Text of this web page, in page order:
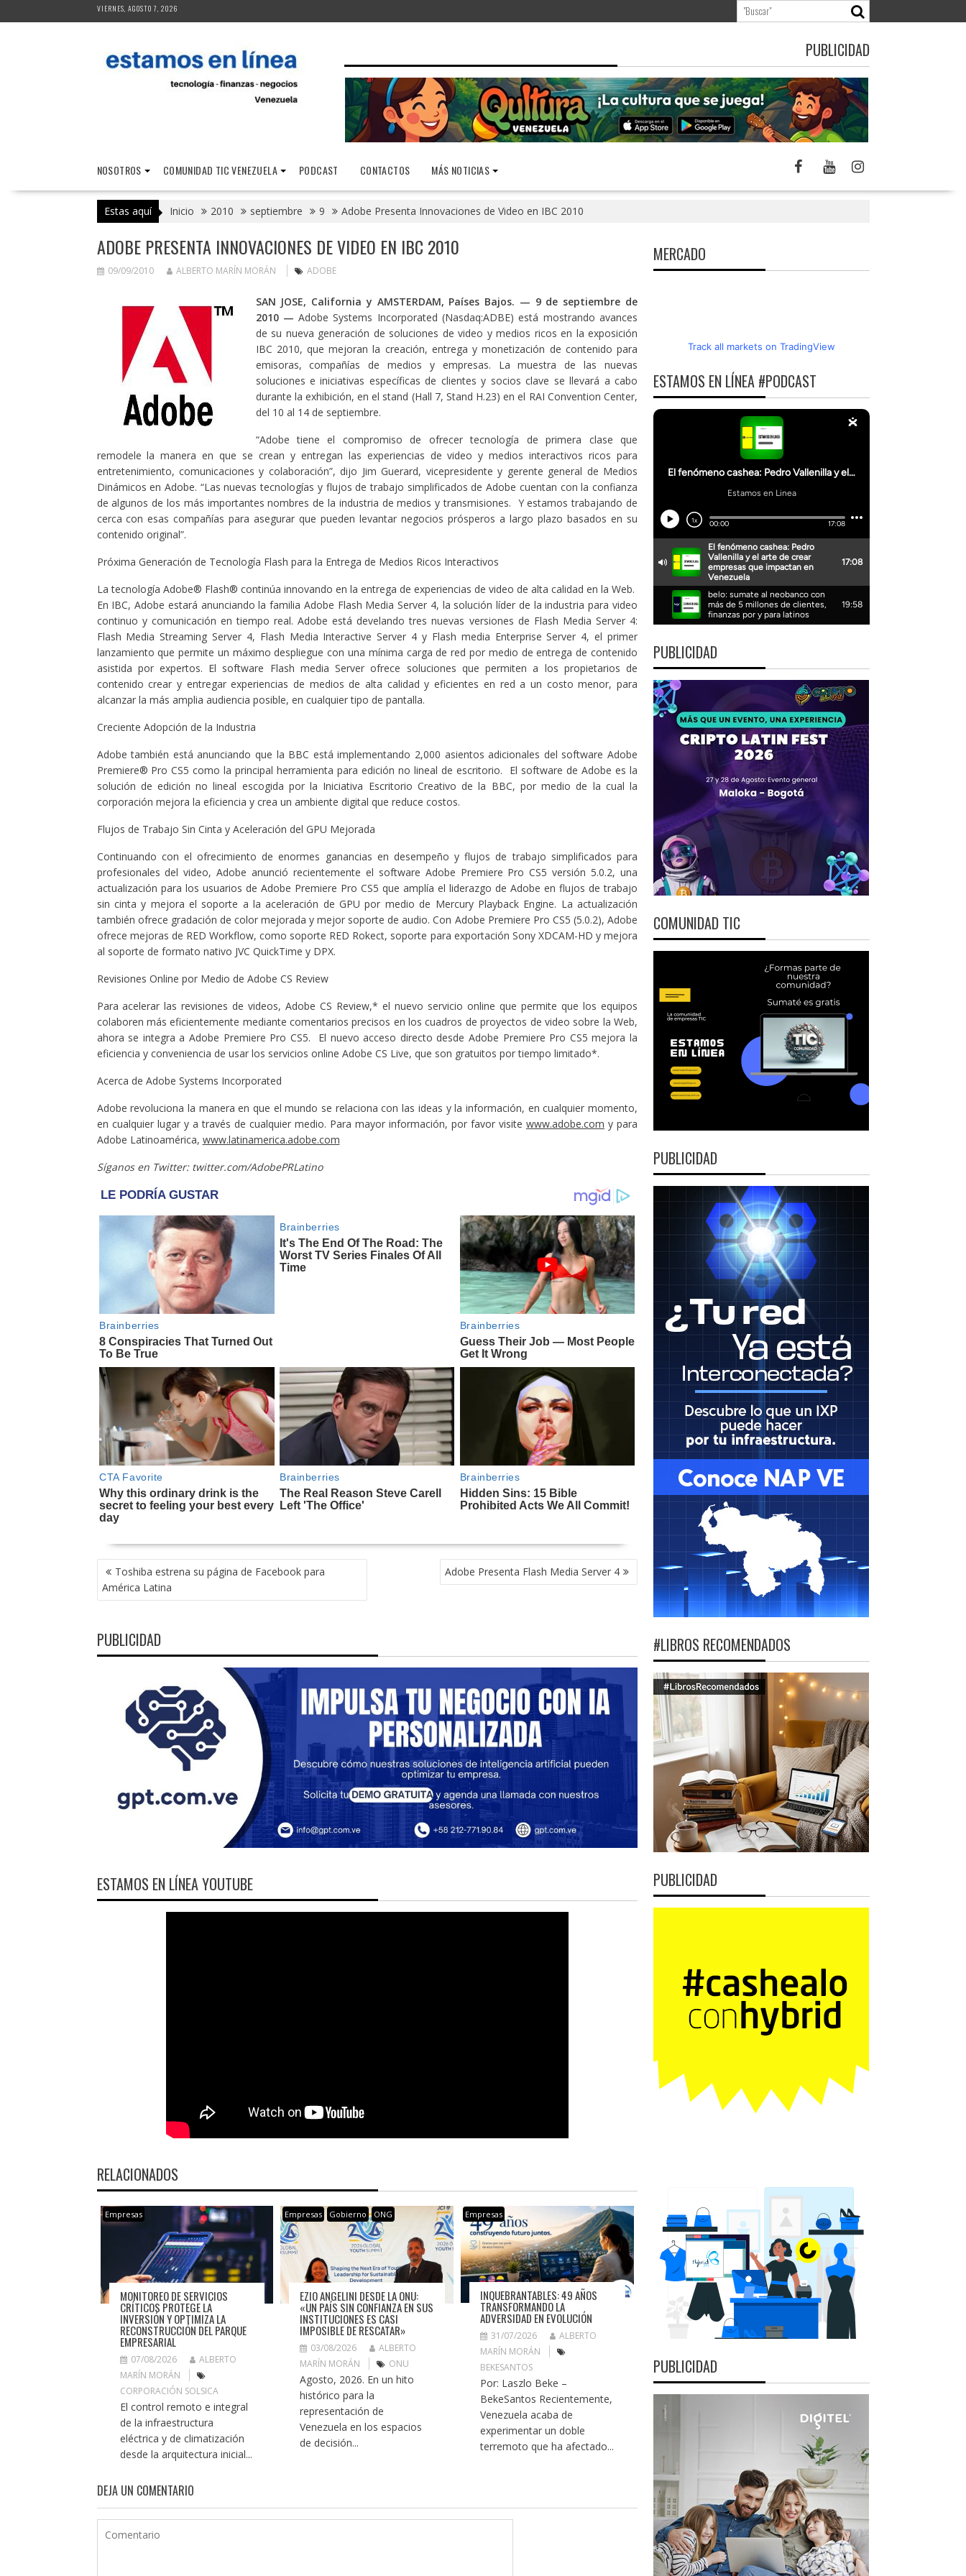
al
VIERNES, AGOSTO 7, 2026
PUBLICIDAD
NOSOTROS COMUNIDAD TIC VENEZUELA PODCAST CONTACTOS MÁS NOTICIAS
Estas aquí Inicio 2010 septiembre 9 Adobe Presenta Innovaciones de Video en IBC 2010
ADOBE PRESENTA INNOVACIONES DE VIDEO EN IBC 2010
09/09/2010 ALBERTO MARÍN MORÁN ADOBE
SAN JOSE, California y AMSTERDAM, Países Bajos. — 9 de septiembre de
2010 — Adobe Systems Incorporated (Nasdaq:ADBE) está mostrando avances
de su nueva generación de soluciones de video y medios ricos en la exposición
IBC 2010, que mejoran la creación, entrega y monetización de contenido para
emisoras, compañías de medios y empresas. La muestra de las nuevas
soluciones e iniciativas específicas de clientes y socios clave se llevará a cabo
durante la exhibición, en el stand (Hall 7, Stand H.23) en el RAI Convention Center,
del 10 al 14 de septiembre.
“Adobe tiene el compromiso de ofrecer tecnología de primera clase que
remodele la manera en que se crean y entregan las experiencias de video y medios interactivos ricos para
entretenimiento, comunicaciones y colaboración”, dijo Jim Guerard, vicepresidente y gerente general de Medios
Dinámicos en Adobe. “Las nuevas tecnologías y flujos de trabajo simplificados de Adobe cuentan con la confianza
de algunos de los más importantes nombres de la industria de medios y transmisiones. Y estamos trabajando de
cerca con esas compañías para asegurar que pueden levantar negocios prósperos a largo plazo basados en su
contenido original”.
Próxima Generación de Tecnología Flash para la Entrega de Medios Ricos Interactivos
La tecnología Adobe® Flash® continúa innovando en la entrega de experiencias de video de alta calidad en la Web.
En IBC, Adobe estará anunciando la familia Adobe Flash Media Server 4, la solución líder de la industria para video
continuo y comunicación en tiempo real. Adobe está develando tres nuevas versiones de Flash Media Server 4:
Flash Media Streaming Server 4, Flash Media Interactive Server 4 y Flash media Enterprise Server 4, el primer
lanzamiento que permite un máximo despliegue con una mínima carga de red por medio de entrega de contenido
asistida por expertos. El software Flash media Server ofrece soluciones que permiten a los propietarios de
contenido crear y entregar experiencias de medios de alta calidad y eficientes en red a un costo menor, para
alcanzar la más amplia audiencia posible, en cualquier tipo de pantalla.
Creciente Adopción de la Industria
Adobe también está anunciando que la BBC está implementando 2,000 asientos adicionales del software Adobe
Premiere® Pro CS5 como la principal herramienta para edición no lineal de escritorio. El software de Adobe es la
solución de edición no lineal escogida por la Iniciativa Escritorio Creativo de la BBC, por medio de la cual la
corporación mejora la eficiencia y crea un ambiente digital que reduce costos.
Flujos de Trabajo Sin Cinta y Aceleración del GPU Mejorada
Continuando con el ofrecimiento de enormes ganancias en desempeño y flujos de trabajo simplificados para
profesionales del video, Adobe anunció recientemente el software Adobe Premiere Pro CS5 versión 5.0.2, una
actualización para los usuarios de Adobe Premiere Pro CS5 que amplía el liderazgo de Adobe en flujos de trabajo
sin cinta y mejora el soporte a la aceleración de GPU por medio de Mercury Playback Engine. La actualización
también ofrece gradación de color mejorada y mejor soporte de audio. Con Adobe Premiere Pro CS5 (5.0.2), Adobe
ofrece mejoras de RED Workflow, como soporte RED Rokect, soporte para exportación Sony XDCAM-HD y mejora
al soporte de formato nativo JVC QuickTime y DPX.
Revisiones Online por Medio de Adobe CS Review
Para acelerar las revisiones de videos, Adobe CS Review,* el nuevo servicio online que permite que los equipos
colaboren más eficientemente mediante comentarios precisos en los cuadros de proyectos de video sobre la Web,
ahora se integra a Adobe Premiere Pro CS5. El nuevo acceso directo desde Adobe Premiere Pro CS5 mejora la
eficiencia y conveniencia de usar los servicios online Adobe CS Live, que son gratuitos por tiempo limitado*.
Acerca de Adobe Systems Incorporated
Adobe revoluciona la manera en que el mundo se relaciona con las ideas y la información, en cualquier momento,
en cualquier lugar y a través de cualquier medio. Para mayor información, por favor visite www.adobe.com y para
Adobe Latinoamérica, www.latinamerica.adobe.com
Síganos en Twitter: twitter.com/AdobePRLatino
NAVEGACIÓN
DE
ENTRADAS
Toshiba estrena su página de Facebook para
América Latina
Adobe Presenta Flash Media Server 4
PUBLICIDAD
ESTAMOS EN LÍNEA YOUTUBE
RELACIONADOS
Empresas
MONITOREO DE SERVICIOS
CRÍTICOS PROTEGE LA
INVERSIÓN Y OPTIMIZA LA
RECONSTRUCCIÓN DEL PARQUE
EMPRESARIAL
07/08/2026
ALBERTO
MARÍN MORÁN
CORPORACIÓN SOLSICA
El control remoto e integral
de la infraestructura
eléctrica y de climatización
desde la arquitectura inicial...
Empresas Gobierno ONG
EZIO ANGELINI DESDE LA ONU:
«UN PAÍS SIN CONFIANZA EN SUS
INSTITUCIONES ES CASI
IMPOSIBLE DE RESCATAR»
03/08/2026
ALBERTO
MARÍN MORÁN
ONU
Agosto, 2026. En un hito
histórico para la
representación de
Venezuela en los espacios
de decisión...
Empresas
INQUEBRANTABLES: 49 AÑOS
TRANSFORMANDO LA
ADVERSIDAD EN EVOLUCIÓN
31/07/2026
ALBERTO
MARÍN MORÁN
BEKESANTOS
Por: Laszlo Beke –
BekeSantos Recientemente,
Venezuela acaba de
experimentar un doble
terremoto que ha afectado...
DEJA UN COMENTARIO
MERCADO
Track all markets on TradingView
ESTAMOS EN LÍNEA #PODCAST
PUBLICIDAD
COMUNIDAD TIC
PUBLICIDAD
#LIBROS RECOMENDADOS
PUBLICIDAD
PUBLICIDAD